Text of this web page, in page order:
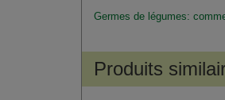
Germes de légumes:
Produits